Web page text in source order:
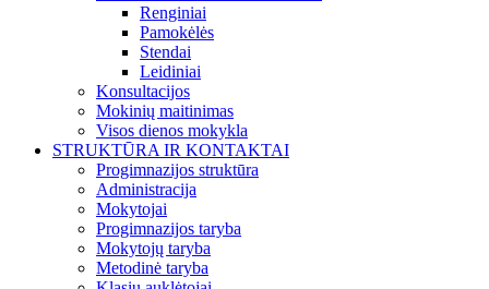
Renginiai
Pamokėlės
Stendai
Leidiniai
Konsultacijos
Mokinių maitinimas
Visos dienos mokykla
STRUKTŪRA IR KONTAKTAI
Progimnazijos struktūra
Administracija
Mokytojai
Progimnazijos taryba
Mokytojų taryba
Metodinė taryba